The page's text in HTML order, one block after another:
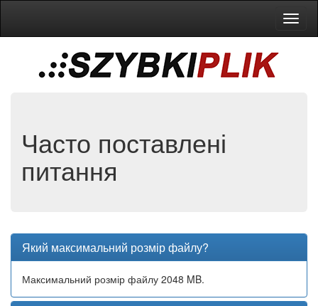
Часто поставлені
питання
Який максимальний розмір файлу?
Максимальний розмір файлу 2048 MB.